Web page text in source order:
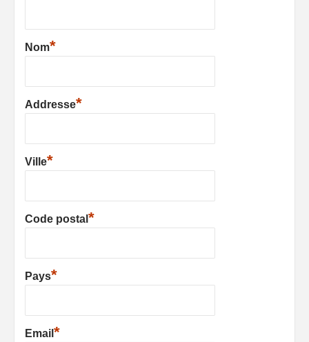
Nom*
Addresse*
Ville*
Code postal *
Pays*
Email *